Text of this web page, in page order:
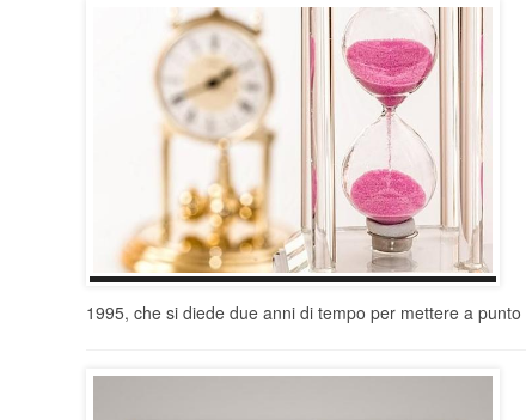
1995, che si diede due anni di tempo per mettere a punto